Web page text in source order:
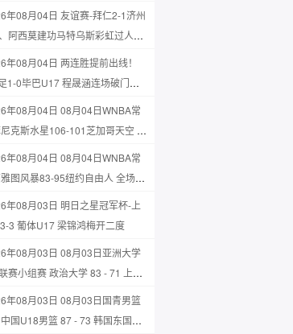
锦
年08月04日 友谊赛-拜仁2-1济州
阿西莫建功马特乌斯彩虹过人送
年08月04日 两连胜提前出线！
1-0毕巴U17 程晟涵连场破门赵
年08月04日 08月04日WNBA常
克斯水星106-101芝加哥天空 全
年08月04日 08月04日WNBA常
图风暴83-95纽约自由人 全场集
年08月03日 明日之星冠军杯-上
3 葡体U17 梁锦鸿梅开二度
年08月03日 08月03日亚洲大学
赛小组赛 政治大学 83 - 71 上海
集锦
年08月03日 08月03日国青男篮
国U18男篮 87 - 73 韩国东国大